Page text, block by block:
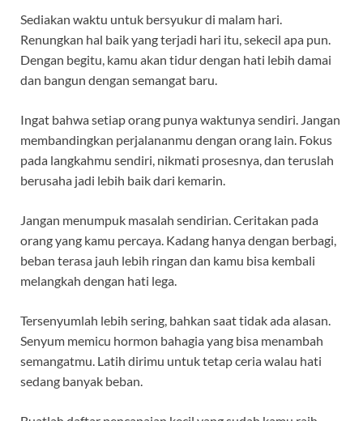
Sediakan waktu untuk bersyukur di malam hari.
Renungkan hal baik yang terjadi hari itu, sekecil apa pun.
Dengan begitu, kamu akan tidur dengan hati lebih damai
dan bangun dengan semangat baru.
Ingat bahwa setiap orang punya waktunya sendiri. Jangan
membandingkan perjalananmu dengan orang lain. Fokus
pada langkahmu sendiri, nikmati prosesnya, dan teruslah
berusaha jadi lebih baik dari kemarin.
Jangan menumpuk masalah sendirian. Ceritakan pada
orang yang kamu percaya. Kadang hanya dengan berbagi,
beban terasa jauh lebih ringan dan kamu bisa kembali
melangkah dengan hati lega.
Tersenyumlah lebih sering, bahkan saat tidak ada alasan.
Senyum memicu hormon bahagia yang bisa menambah
semangatmu. Latih dirimu untuk tetap ceria walau hati
sedang banyak beban.